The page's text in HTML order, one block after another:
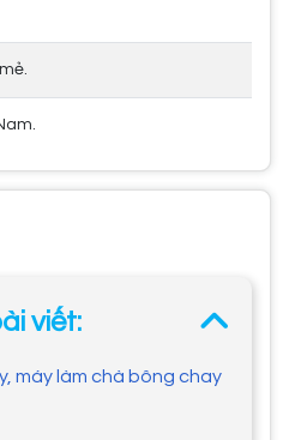
viết:
máy làm chà bông chay